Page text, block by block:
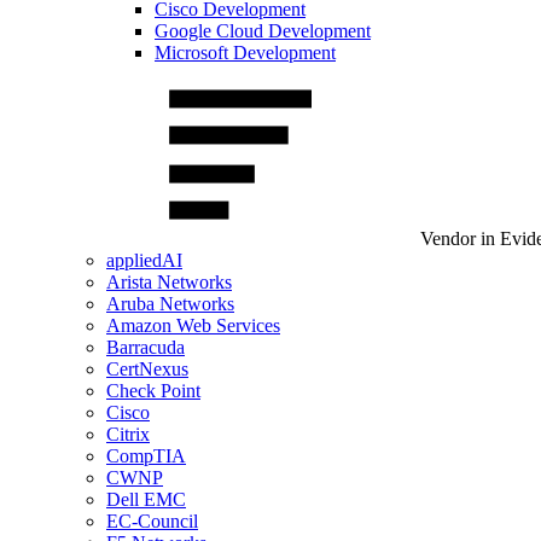
Cisco Development
Google Cloud Development
Microsoft Development
Vendor in
appliedAI
Arista Networks
Aruba Networks
Amazon Web Services
Barracuda
CertNexus
Check Point
Cisco
Citrix
CompTIA
CWNP
Dell EMC
EC-Council